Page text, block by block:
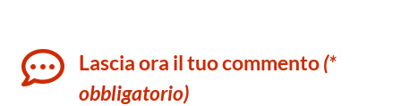
Lascia ora il tuo commento(*
obbligatorio)